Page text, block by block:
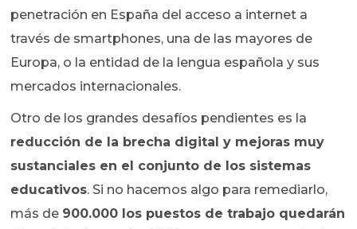
penetración en España del acceso a internet a
través de smartphones, una de las mayores de
Europa, o la entidad de la lengua española y sus
mercados internacionales.
Otro de los grandes desafíos pendientes es la
reducción de la brecha digital y mejoras muy
sustanciales en el conjunto de los sistemas
educativos. Si no hacemos algo para remediarlo,
más de 900.000 los puestos de trabajo quedarán